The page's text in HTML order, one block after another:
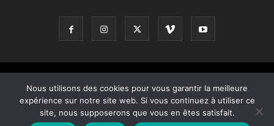
Home
Nous utilisons des cookies pour vous garantir la meilleure
expérience sur notre site web. Si vous continuez à utiliser ce
site, nous supposerons que vous en êtes satisfait.